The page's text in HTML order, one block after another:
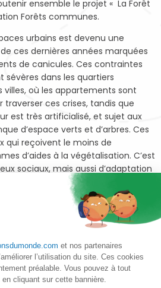
ensemble le projet « La Forêt
Forêts communes.
urbains est devenu une
ces dernières années marquées
de canicules. Ces contraintes
dans les quartiers
villes, où les appartements sont
traverser ces crises, tandis que
est très artificialisé, et sujet aux
d’espace verts et d’arbres. Ces
qui reçoivent le moins de
d’aides à la végétalisation. C’est
sociaux, mais aussi d’adaptation
que l’association Forêts
« La Forêt des Voisins ».
objectif de revégétaliser des
d’immeubles et de parking, en
France. Le reboisement sera
et d’arbustes, dont des
pour créer des jardins-
les produits locaux, naturels
et nos partenaires
l’utilisation du site. Ces cookies
préalable. Vous pouvez à tout
cliquant sur cette bannière.